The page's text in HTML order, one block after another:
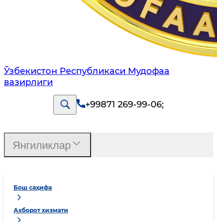
Ўзбекистон Республикаси Мудофаа
вазирлиги
+99871 269-99-06;
Бош саҳифа
Ахборот хизмати
Янгиликлар